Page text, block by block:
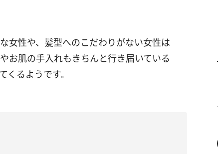
女性や、髪型へのこだわりがない女性は
お肌の手入れもきちんと行き届いている
るようです。